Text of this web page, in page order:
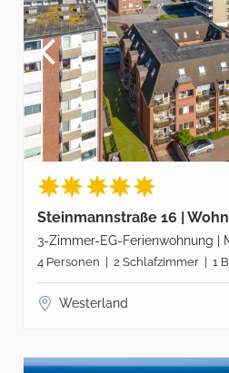
Steinmannstraße 16 |
3-Zimmer-EG-Ferienwohnung |
4 Personen | 2 Schlafzimmer | 1
Westerland